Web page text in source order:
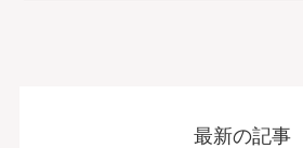
最新の記事